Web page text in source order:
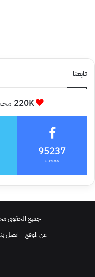
تابعنا
220K
95237
معجب
جميع الحقوق
عن الموقع
اتصل